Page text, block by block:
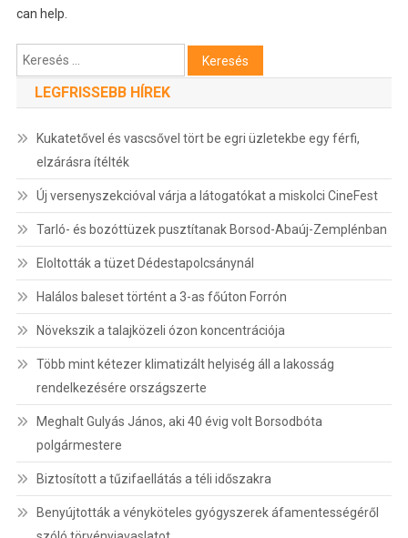
can help.
Keresés:
LEGFRISSEBB HÍREK
Kukatetővel és vascsővel tört be egri üzletekbe egy férfi,
elzárásra ítélték
Új versenyszekcióval várja a látogatókat a miskolci CineFest
Tarló- és bozóttüzek pusztítanak Borsod-Abaúj-Zemplénban
Eloltották a tüzet Dédestapolcsánynál
Halálos baleset történt a 3-as főúton Forrón
Növekszik a talajközeli ózon koncentrációja
Több mint kétezer klimatizált helyiség áll a lakosság
rendelkezésére országszerte
Meghalt Gulyás János, aki 40 évig volt Borsodbóta
polgármestere
Biztosított a tűzifaellátás a téli időszakra
Benyújtották a vényköteles gyógyszerek áfamentességéről